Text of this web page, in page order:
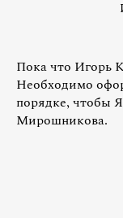
Пока что Игорь
Необходимо
порядке, чтобы
Мирошникова.